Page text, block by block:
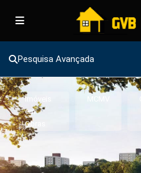
Pesquisa Avançada
Imóveis
em
Obras
MCMV